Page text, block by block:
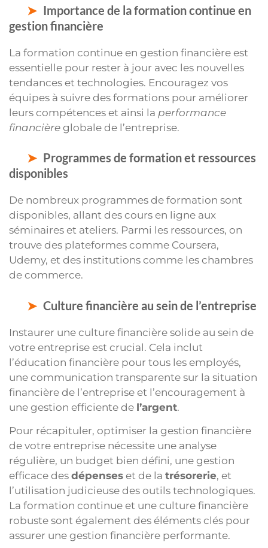
Importance de la formation continue en
gestion financière
La formation continue en gestion financière est
essentielle pour rester à jour avec les nouvelles
tendances et technologies. Encouragez vos
équipes à suivre des formations pour améliorer
leurs compétences et ainsi la performance
financière globale de l’entreprise.
Programmes de formation et ressources
disponibles
De nombreux programmes de formation sont
disponibles, allant des cours en ligne aux
séminaires et ateliers. Parmi les ressources, on
trouve des plateformes comme Coursera,
Udemy, et des institutions comme les chambres
de commerce.
Culture financière au sein de l’entreprise
Instaurer une culture financière solide au sein de
votre entreprise est crucial. Cela inclut
l’éducation financière pour tous les employés,
une communication transparente sur la situation
financière de l’entreprise et l’encouragement à
une gestion efficiente de l’argent.
Pour récapituler, optimiser la gestion financière
de votre entreprise nécessite une analyse
régulière, un budget bien défini, une gestion
efficace des dépenses et de la trésorerie, et
l’utilisation judicieuse des outils technologiques.
La formation continue et une culture financière
robuste sont également des éléments clés pour
assurer une gestion financière performante.